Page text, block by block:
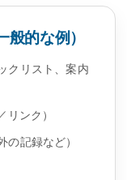
的な例）
クリスト、案内
ンク）
記録など）